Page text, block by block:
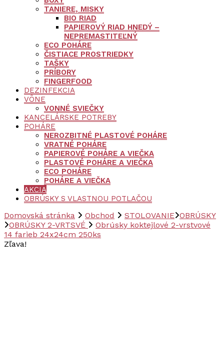
TANIERE, MISKY
BIO RIAD
PAPIEROVÝ RIAD HNEDÝ –
NEPREMASTITEĽNÝ
ECO POHÁRE
ČISTIACE PROSTRIEDKY
TAŠKY
PRÍBORY
FINGERFOOD
DEZINFEKCIA
VÔNE
VONNÉ SVIEČKY
KANCELÁRSKE POTREBY
POHÁRE
NEROZBITNÉ PLASTOVÉ POHÁRE
VRATNÉ POHÁRE
PAPIEROVÉ POHÁRE A VIEČKA
PLASTOVÉ POHÁRE A VIEČKA
ECO POHÁRE
POHÁRE A VIEČKA
AKCIA
OBRÚSKY S VLASTNOU POTLAČOU
Domovská stránka Obchod STOLOVANIE OBRÚSKY
OBRÚSKY 2-VRTSVÉ
Obrúsky koktejlové 2-vrstvové
14 farieb 24x24cm 250ks
Zľava!